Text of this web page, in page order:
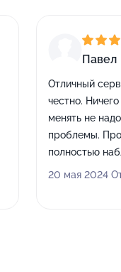
Павел
Отличный
честно.
менять не
проблемы.
полностью
механики
20 мая 2024